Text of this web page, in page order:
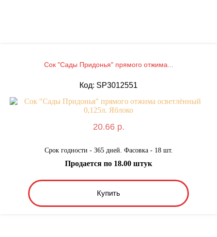
Сок "Сады Придонья" прямого отжима...
Код: SP3012551
20.66 р.
Срок годности - 365 дней. Фасовка - 18 шт.
Купить
Продается по 18.00 штук